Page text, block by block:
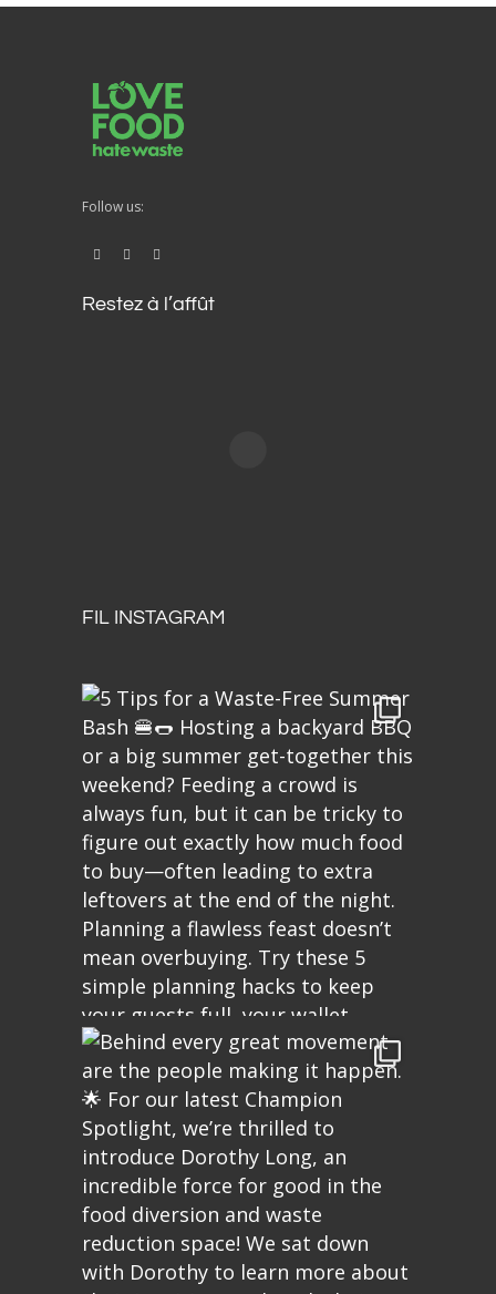
Follow us:
Restez à l’affût
FIL INSTAGRAM